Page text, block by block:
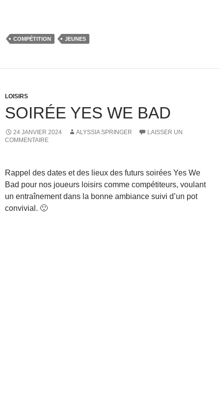
COMPÉTITION JEUNES
LOISIRS
SOIRÉE YES WE BAD
24 JANVIER 2024 ALYSSIA SPRINGER
LAISSER UN
COMMENTAIRE
Rappel des dates et des lieux des futurs soirées Yes We
Bad pour nos joueurs loisirs comme compétiteurs, voulant
un entraînement dans la bonne ambiance suivi d’un pot
convivial. 🙂